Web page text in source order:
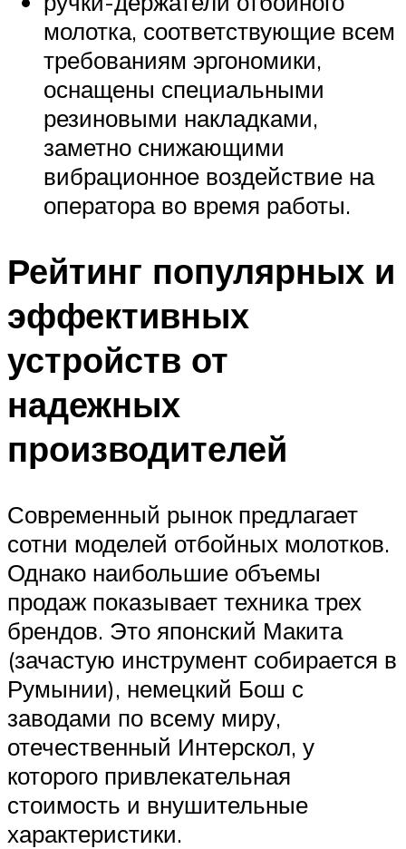
молотка, соответствующие всем
требованиям эргономики,
оснащены специальными
резиновыми накладками,
заметно снижающими
вибрационное воздействие на
оператора во время работы.
Рейтинг популярных и
эффективных
устройств от
надежных
производителей
Современный рынок предлагает
сотни моделей отбойных молотков.
Однако наибольшие объемы
продаж показывает техника трех
брендов. Это японский Макита
(зачастую инструмент собирается в
Румынии), немецкий Бош с
заводами по всему миру,
отечественный Интерскол, у
которого привлекательная
стоимость и внушительные
характеристики.